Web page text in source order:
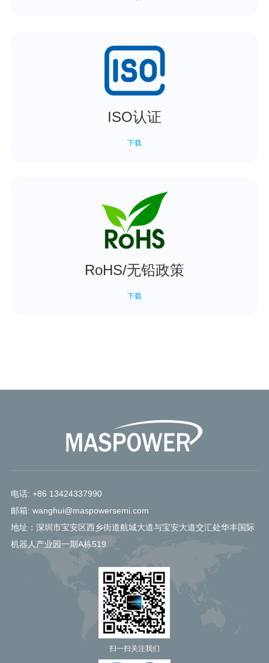
ISO认证
下载
RoHS/无铅政策
下载
电话: +86 13424337990
邮箱: wanghui@maspowersemi.com
地址：深圳市宝安区西乡街道航城大道与宝安大道交汇处华丰国际
机器人产业园一期A栋519
扫一扫关注我们